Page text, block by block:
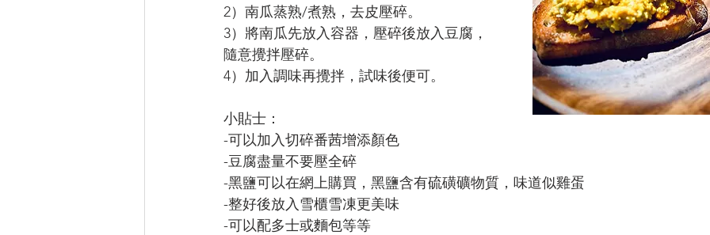
2）南瓜蒸熟/煮熟，去皮壓碎。
3）將南瓜先放入容器，壓碎後放入豆腐，
隨意攪拌壓碎。
4）加入調味再攪拌，試味後便可。
小貼士：
-可以加入切碎番茜增添顏色
-豆腐盡量不要壓全碎
-黑鹽可以在網上購買，黑鹽含有硫磺礦物質，味道似雞蛋
-整好後放入雪櫃雪凍更美味
-可以配多士或麵包等等